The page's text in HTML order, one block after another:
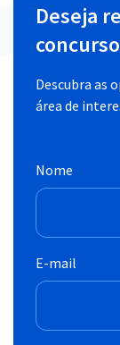
Deseja
Descubra as
área de
Nome
E-mail